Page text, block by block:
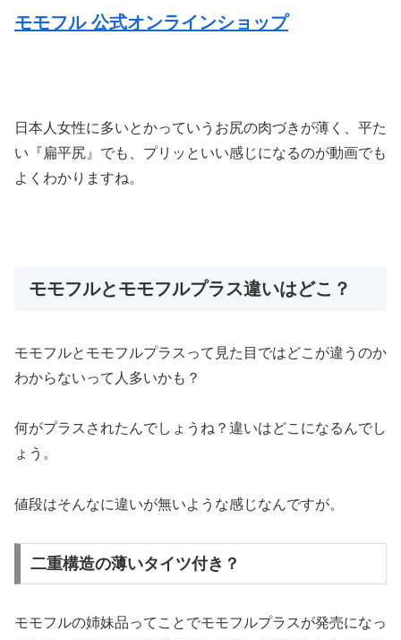
モモフル 公式オンラインショップ
日本人女性に多いとかっていうお尻の肉づきが薄く、平た
い『扁平尻』でも、プリッといい感じになるのが動画でも
よくわかりますね。
モモフルとモモフルプラス違いはどこ？
モモフルとモモフルプラスって見た目ではどこが違うのか
わからないって人多いかも？
何がプラスされたんでしょうね？違いはどこになるんでし
ょう。
値段はそんなに違いが無いような感じなんですが。
二重構造の薄いタイツ付き？
モモフルの姉妹品ってことでモモフルプラスが発売になっ